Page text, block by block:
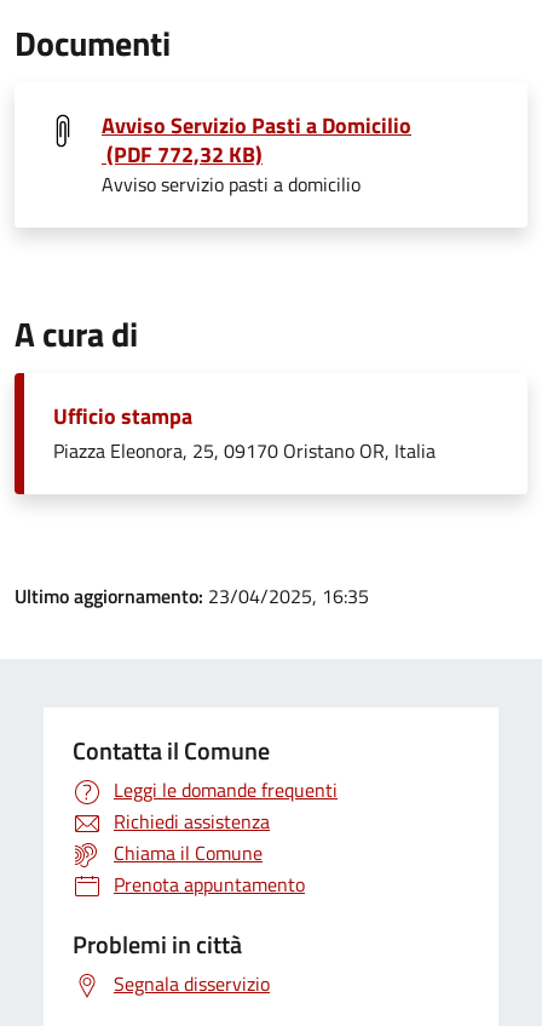
Documenti
Avviso Servizio Pasti a Domicilio
(PDF 772,32 KB)
Avviso servizio pasti a domicilio
A cura di
Ufficio stampa
Piazza Eleonora, 25, 09170 Oristano OR, Italia
Ultimo aggiornamento: 23/04/2025, 16:35
Contatta il Comune
Leggi le domande frequenti
Richiedi assistenza
Chiama il Comune
Prenota appuntamento
Problemi in città
Segnala disservizio